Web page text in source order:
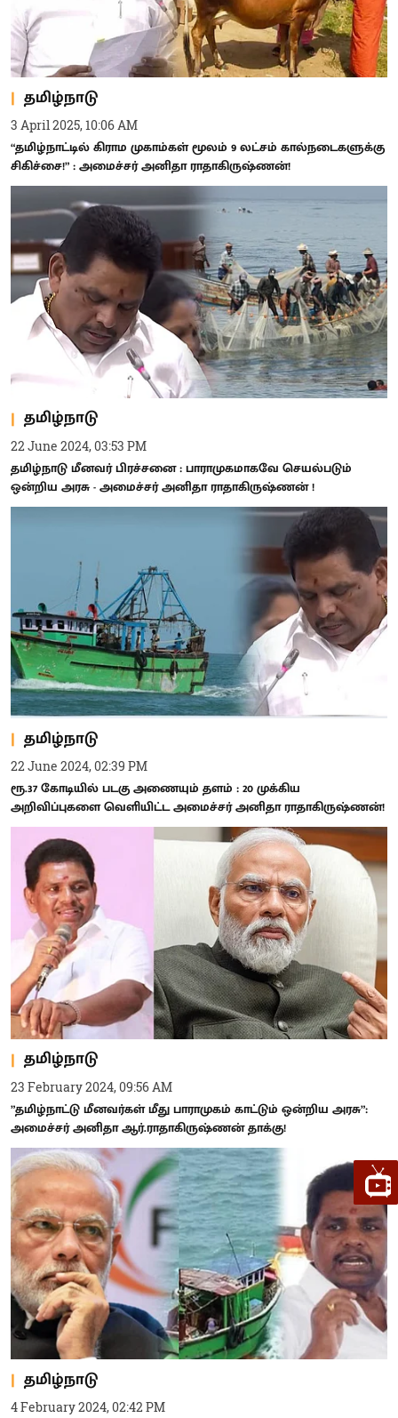
தமிழ்நாடு
3 April 2025, 10:06 AM
“தமிழ்நாட்டில் கிராம முகாம்கள் மூலம் 9 லட்சம் கால்நடைகளுக்கு
சிகிச்சை!” : அமைச்சர் அனிதா ராதாகிருஷ்ணன்!
தமிழ்நாடு
22 June 2024, 03:53 PM
தமிழ்நாடு மீனவர் பிரச்சனை : பாராமுகமாகவே செயல்படும்
ஒன்றிய அரசு - அமைச்சர் அனிதா ராதாகிருஷ்ணன் !
தமிழ்நாடு
22 June 2024, 02:39 PM
ரூ.37 கோடியில் படகு அணையும் தளம் : 20 முக்கிய
அறிவிப்புகளை வெளியிட்ட அமைச்சர் அனிதா ராதாகிருஷ்ணன்!
தமிழ்நாடு
23 February 2024, 09:56 AM
”தமிழ்நாட்டு மீனவர்கள் மீது பாராமுகம் காட்டும் ஒன்றிய அரசு”:
அமைச்சர் அனிதா ஆர்.ராதாகிருஷ்ணன் தாக்கு!
தமிழ்நாடு
4 February 2024, 02:42 PM